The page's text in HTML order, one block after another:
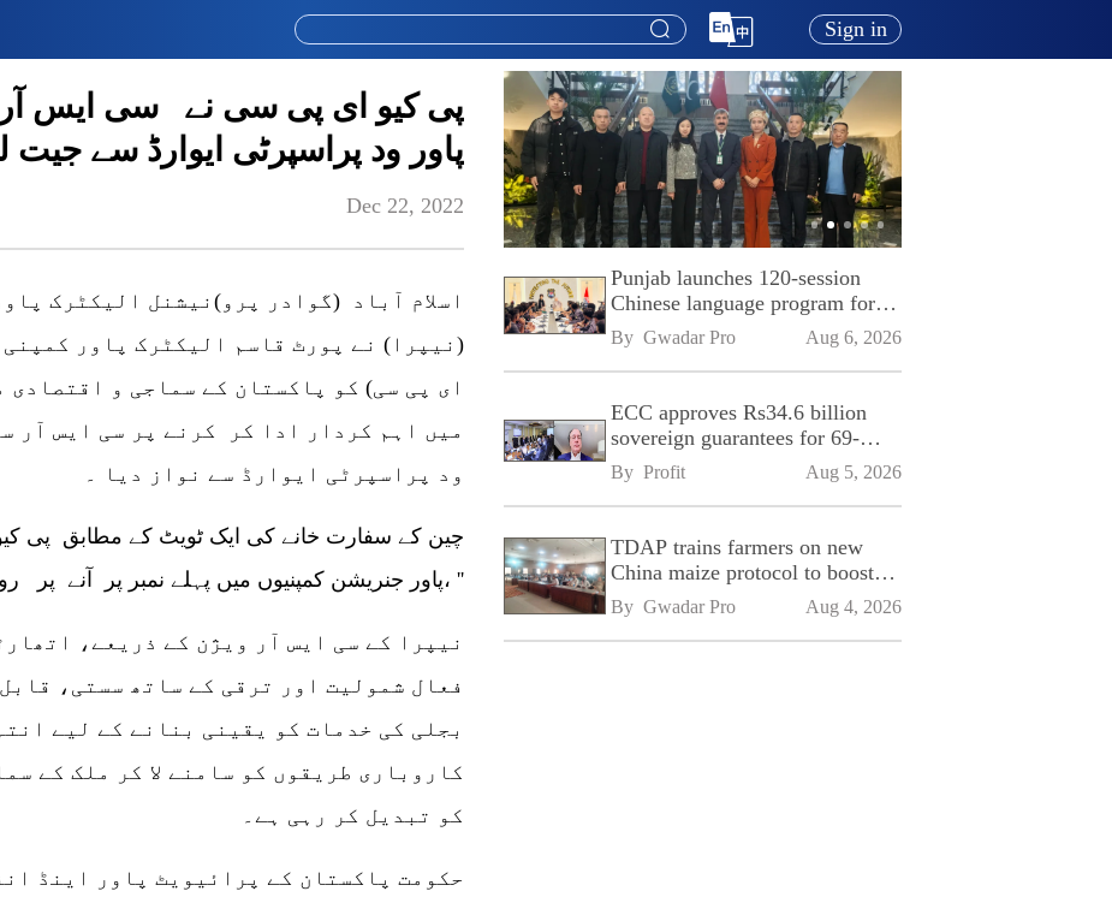
Sign in
پی کیو ای پی سی نے سی ایس آر
پاور ود پراسپرٹی ایوارڈ سے جیت
Dec 22, 2022
اسلام آباد (گوادر پرو)نیشنل الیکٹرک
(نیپرا) نے پورٹ قاسم الیکٹرک پاور
ای پی سی) کو پاکستان کے سماجی و
میں اہم کردار ادا کر کرنے پر سی ایس آر
ود پراسپرٹی ایوارڈ سے نواز دیا ۔
چین کے سفارت خانے کی ایک ٹویٹ کے مطابق پی
پاور جنریشن کمپنیوں میں پہلے نمبر پر آنے پر رواں سال میں نیپرا سے ایوارڈز جیتا، ''
نیپرا کے سی ایس آر ویژن کے ذریعے،
فعال شمولیت اور ترقی کے ساتھ سستی،
بجلی کی خدمات کو یقینی بنانے کے لیے
کاروباری طریقوں کو سامنے لا کر ملک کے
کو تبدیل کر رہی ہے۔
حکومت پاکستان کے پرائیویٹ پاور اینڈ
Punjab launches 120-session
Chinese language program for
SPU
By Gwadar Pro Aug 6, 2026
ECC approves Rs34.6 billion
sovereign guarantees for 69-
kilometre Sialkot-Kharian
Motorway
By Profit Aug 5, 2026
TDAP trains farmers on new
China maize protocol to boost
exports
By Gwadar Pro Aug 4, 2026